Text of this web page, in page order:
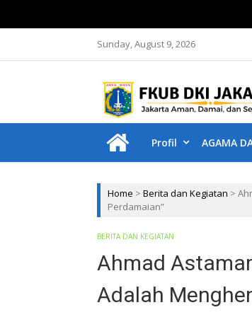
Sunday, August 9, 2026
Profil AGAMA
Home > Berita dan Kegiatan >
Perdamaian”
BERITA DAN KEGIATAN
Ahmad
Adalah